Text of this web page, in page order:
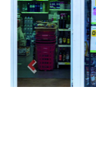
Previous